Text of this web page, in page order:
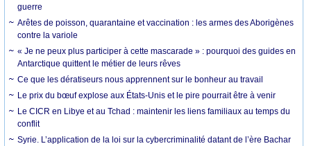
guerre
Arêtes de poisson, quarantaine et vaccination : les armes des Aborigènes
contre la variole
« Je ne peux plus participer à cette mascarade » : pourquoi des guides en
Antarctique quittent le métier de leurs rêves
Ce que les dératiseurs nous apprennent sur le bonheur au travail
Le prix du bœuf explose aux États-Unis et le pire pourrait être à venir
Le CICR en Libye et au Tchad : maintenir les liens familiaux au temps du
conflit
Syrie. L’application de la loi sur la cybercriminalité datant de l’ère Bachar